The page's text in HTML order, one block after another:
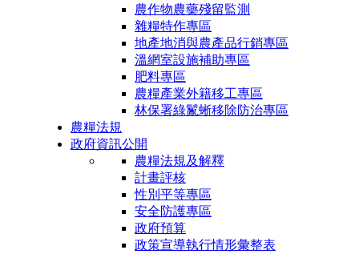
農作物農藥殘留監測
雜糧特作專區
地產地消與農產品行銷專區
溫網室設施補助專區
肥料專區
農糧產業外籍移工專區
林保署綠鬣蜥移除防治專區
農糧法規
政府資訊公開
農糧法規及解釋
計畫評核
性別平等專區
安全防護專區
政府預算
政策宣導執行情形彙整表